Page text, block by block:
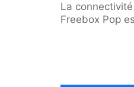
La
Freebox Pop